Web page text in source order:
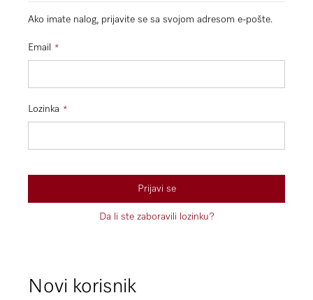
Ako imate nalog, prijavite se sa svojom adresom e-pošte.
Email
Lozinka
Prijavi se
Da li ste zaboravili lozinku?
Novi korisnik